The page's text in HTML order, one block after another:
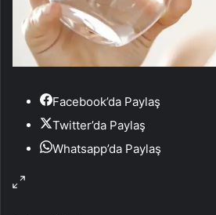
Facebook’da Paylaş
Twitter’da Paylaş
Whatsapp’da Paylaş